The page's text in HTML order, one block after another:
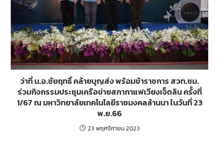
ว่าที่ น.อ.ชัยฤทธิ์ คล้ายบุญส่ง พร้อมข้าราชการ สวท.ชม.
ร่วมกิจกรรมประชุมเครือข่ายสภากาแฟเวียงเจ็ดลิน ครั้งที่
1/67 ณ มหาวิทยาลัยเทคโนโลยีราชมงคลล้านนา ในวันที่ 23
พ.ย.66
23 พฤศจิกายน 2023